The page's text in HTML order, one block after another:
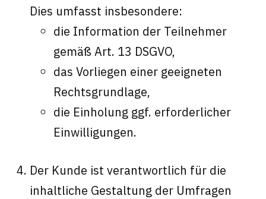
Dies umfasst insbesondere:
die Information der Teilnehmer
gemäß Art. 13 DSGVO,
das Vorliegen einer geeigneten
Rechtsgrundlage,
die Einholung ggf. erforderlicher
Einwilligungen.
Der Kunde ist verantwortlich für die
inhaltliche Gestaltung der Umfragen